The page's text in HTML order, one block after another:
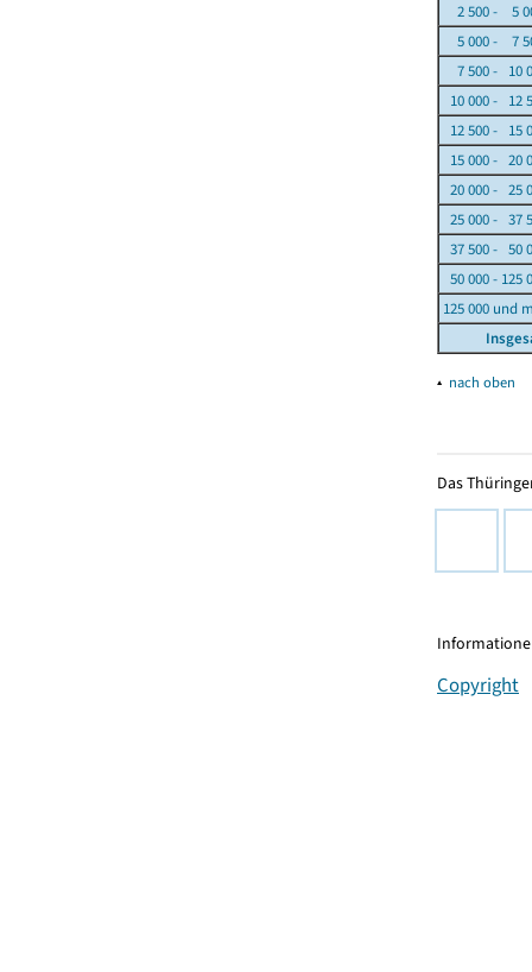
2 500 - 5
5 000 - 7
7 500 - 10
10 000 - 12
12 500 - 15
15 000 - 20
20 000 - 25
25 000 - 37
37 500 - 50
50 000 - 125
125 000 und
▴ nach oben
Das
Copyright